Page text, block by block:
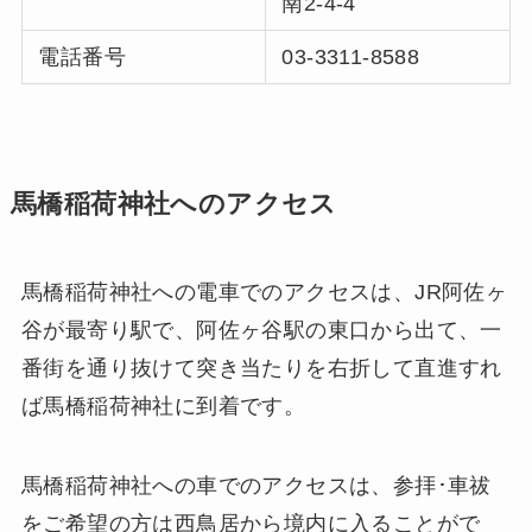
電話番号 03-3311-8588
馬橋稲荷神社へのアクセス
馬橋稲荷神社への電車でのアクセスは、JR阿佐ヶ
谷が最寄り駅で、阿佐ヶ谷駅の東口から出て、一
番街を通り抜けて突き当たりを右折して直進すれ
ば馬橋稲荷神社に到着です。
馬橋稲荷神社への車でのアクセスは、参拝･車祓
をご希望の方は西鳥居から境内に入ることがで